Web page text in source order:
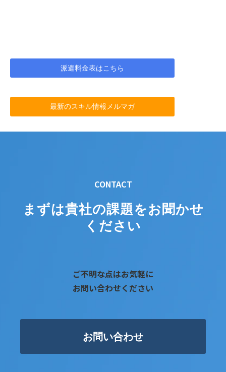
派遣料金表はこちら
最新のスキル情報メルマガ
CONTACT
まずは貴社の課題をお聞かせ
ください
ご不明な点はお気軽に
お問い合わせください
お問い合わせ